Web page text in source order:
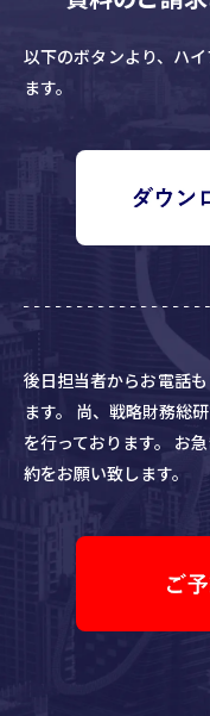
以下のボタンより、ハ
ます。
後日担当者からお電話
ます。
尚、戦略財務総
を行っております。
お
約をお願い致します。